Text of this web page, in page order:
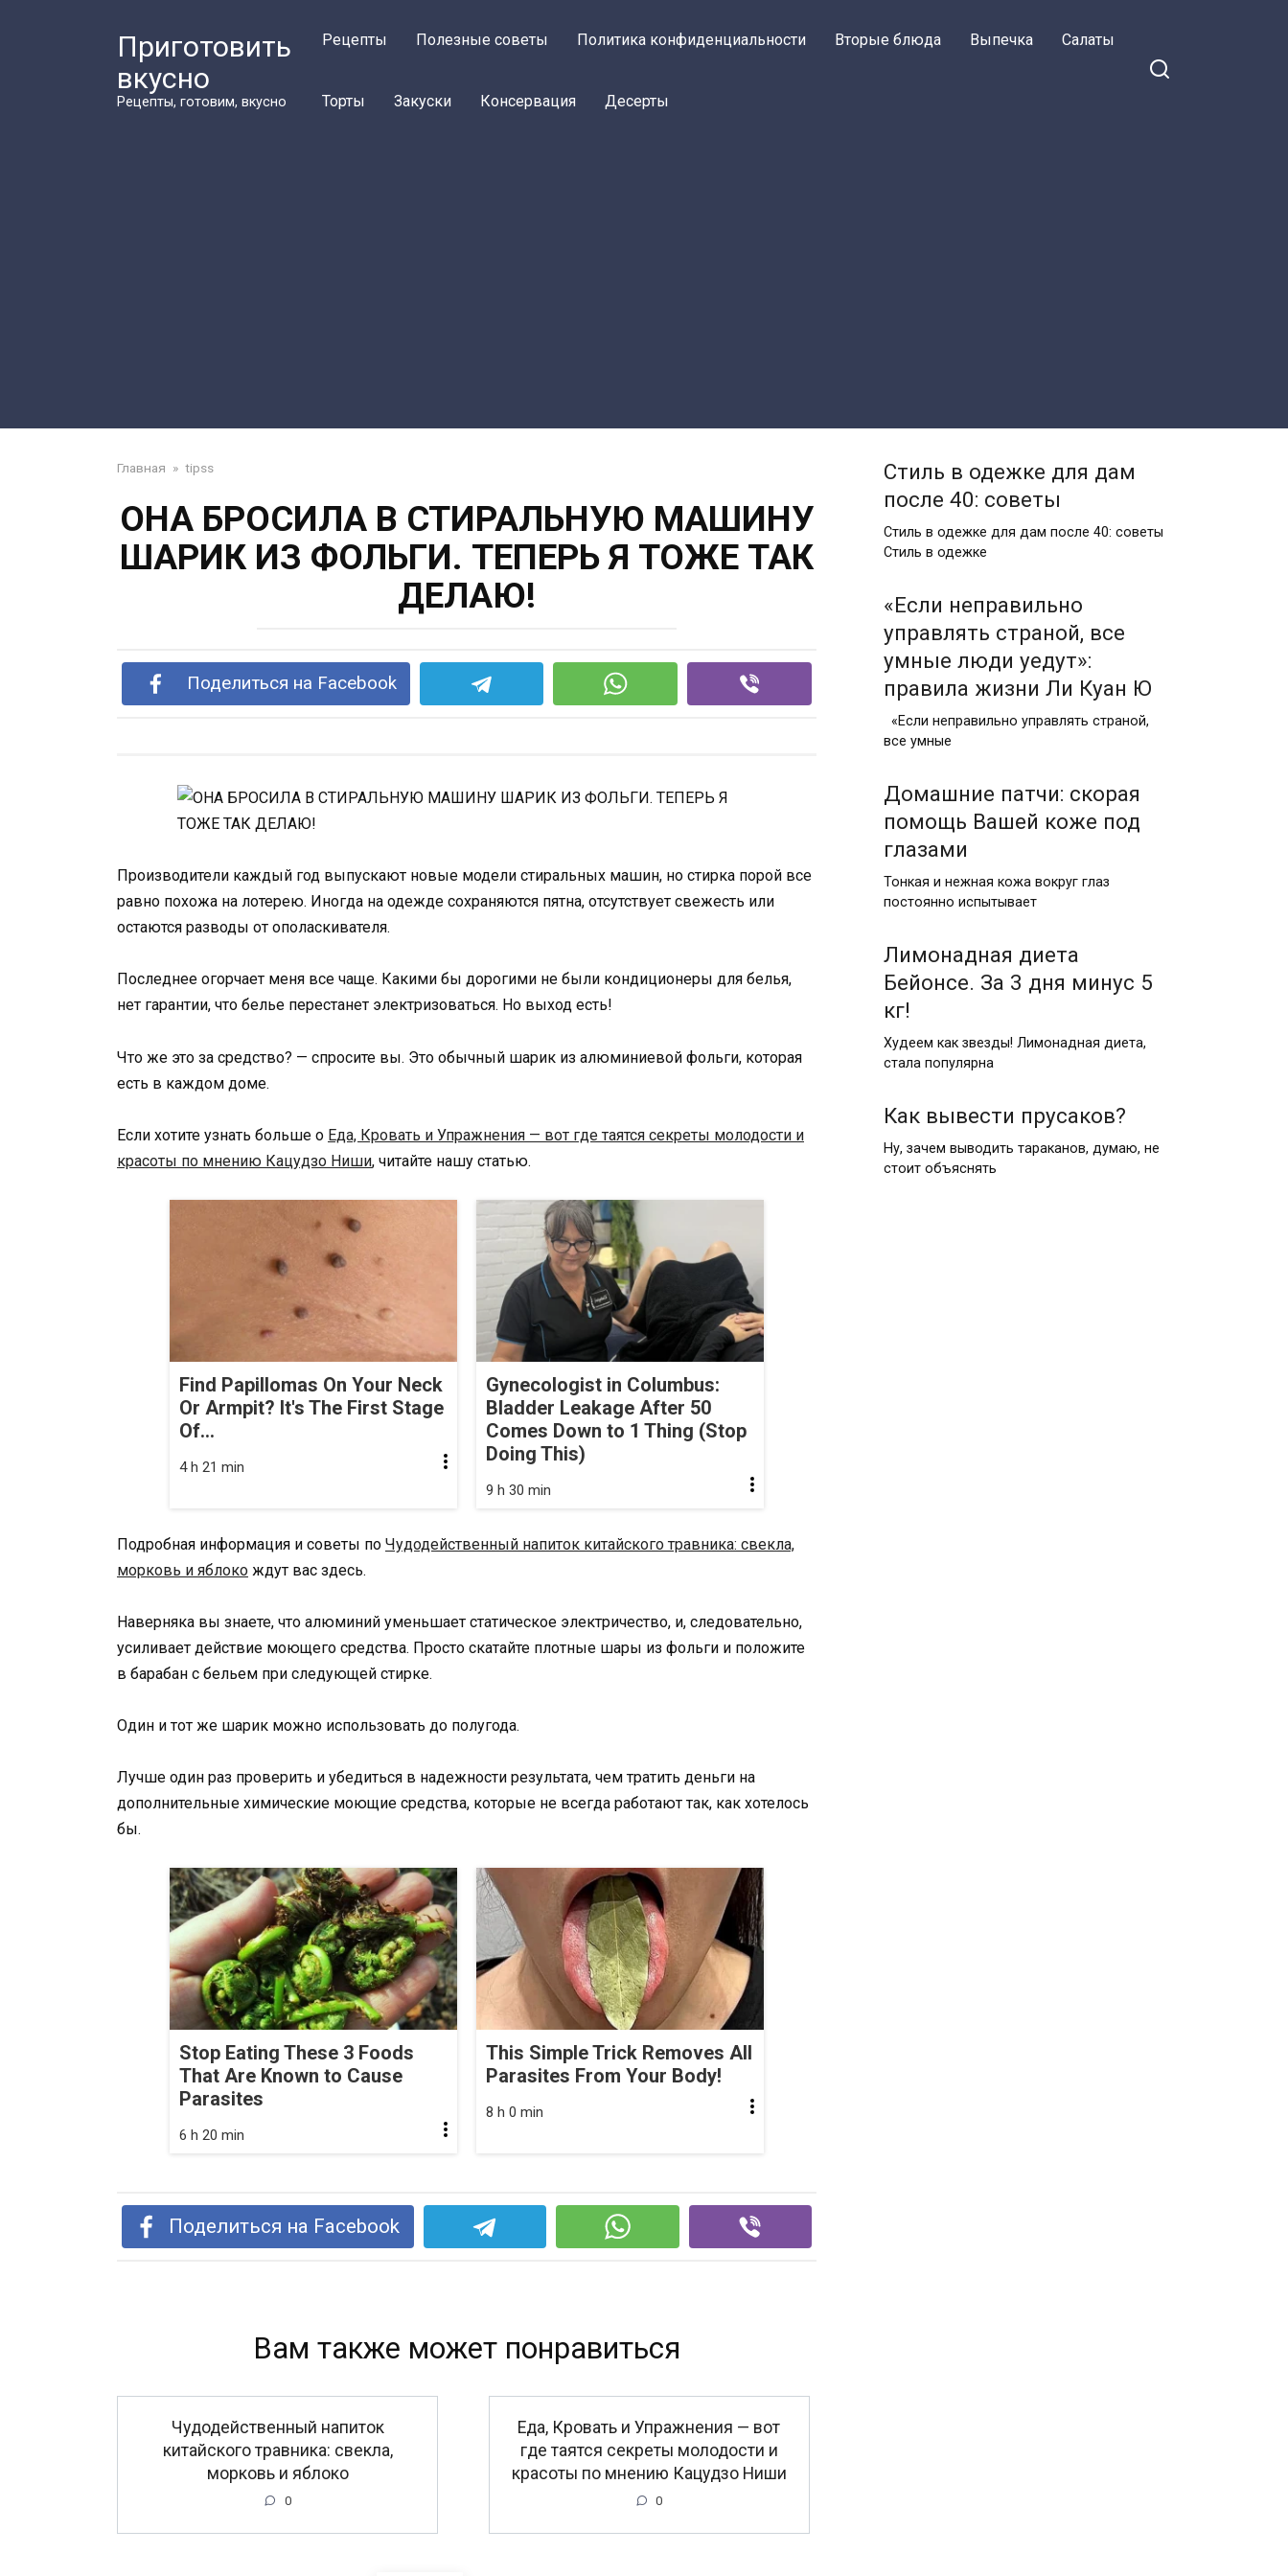
Приготовить
вкусно
Рецепты, готовим, вкусно
Рецепты Полезные советы Политика конфиденциальности Вторые блюда Выпечка Салаты
Торты Закуски Консервация Десерты
Главная » tipss
ОНА БРОСИЛА В СТИРАЛЬНУЮ МАШИНУ
ШАРИК ИЗ ФОЛЬГИ. ТЕПЕРЬ Я ТОЖЕ ТАК
ДЕЛАЮ!
Поделиться на Facebook
Производители каждый год выпускают новые модели стиральных машин, но стирка порой все
равно похожа на лотерею. Иногда на одежде сохраняются пятна, отсутствует свежесть или
остаются разводы от ополаскивателя.
Последнее огорчает меня все чаще. Какими бы дорогими не были кондиционеры для белья,
нет гарантии, что белье перестанет электризоваться. Но выход есть!
Что же это за средство? — спросите вы. Это обычный шарик из алюминиевой фольги, которая
есть в каждом доме.
Если хотите узнать больше о Еда, Кровать и Упражнения — вот где таятся секреты молодости и
красоты по мнению Кацудзо Ниши, читайте нашу статью.
Find Papillomas On Your Neck
Or Armpit? It's The First Stage
Of...
4 h 21 min
Gynecologist in Columbus:
Bladder Leakage After 50
Comes Down to 1 Thing (Stop
Doing This)
9 h 30 min
Подробная информация и советы по Чудодейственный напиток китайского травника: свекла,
морковь и яблоко ждут вас здесь.
Наверняка вы знаете, что алюминий уменьшает статическое электричество, и, следовательно,
усиливает действие моющего средства. Просто скатайте плотные шары из фольги и положите
в барабан с бельем при следующей стирке.
Один и тот же шарик можно использовать до полугода.
Лучше один раз проверить и убедиться в надежности результата, чем тратить деньги на
дополнительные химические моющие средства, которые не всегда работают так, как хотелось
бы.
Stop Eating These 3 Foods
That Are Known to Cause
Parasites
6 h 20 min
This Simple Trick Removes All
Parasites From Your Body!
8 h 0 min
Поделиться на Facebook
Вам также может понравиться
Чудодейственный напиток
китайского травника: свекла,
морковь и яблоко
0
Еда, Кровать и Упражнения — вот
где таятся секреты молодости и
красоты по мнению Кацудзо Ниши
0
Стиль в одежке для дам
после 40: советы
Стиль в одежке для дам после 40: советы
Стиль в одежке
«Если неправильно
управлять страной, все
умные люди уедут»:
правила жизни Ли Куан Ю
«Если неправильно управлять страной,
все умные
Домашние патчи: скорая
помощь Вашей коже под
глазами
Тонкая и нежная кожа вокруг глаз
постоянно испытывает
Лимонадная диета
Бейонсе. За 3 дня минус 5
кг!
Худеем как звезды! Лимонадная диета,
стала популярна
Как вывести прусаков?
Ну, зачем выводить тараканов, думаю, не
стоит объяснять